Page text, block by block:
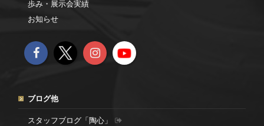
歩み・展示会実績
お知らせ
ブログ他
スタッフブログ「陶心」